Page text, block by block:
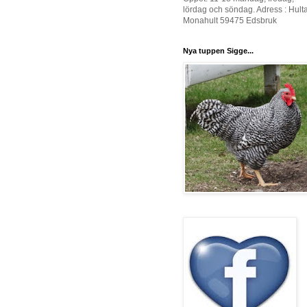
lördag och söndag. Adress :
Monahult 59475 Edsbruk
Nya tuppen Sigge...